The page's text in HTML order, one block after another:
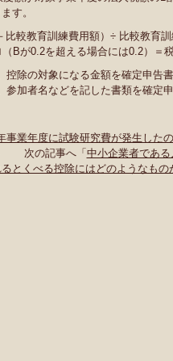
す。
較教育訓練費用額）÷ 比較教育訓
Bが0.2を超える場合には0.2）＝
控除の対象になる金額を確定申告
加者名などを記した書類を確定
事業年度に試験研究費が発生した
次の記事へ「 中小企業者であ
とくべる控除にはどのようなもの